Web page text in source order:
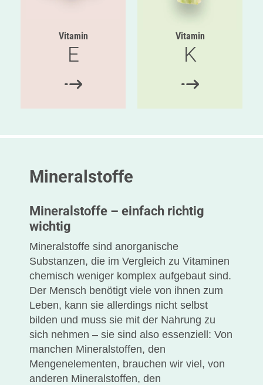
Vitamin
E
Vitamin
K
Mineralstoffe
Mineralstoffe – einfach richtig
wichtig
Mineralstoffe sind anorganische
Substanzen, die im Vergleich zu Vitaminen
chemisch weniger komplex aufgebaut sind.
Der Mensch benötigt viele von ihnen zum
Leben, kann sie allerdings nicht selbst
bilden und muss sie mit der Nahrung zu
sich nehmen – sie sind also essenziell: Von
manchen Mineralstoffen, den
Mengenelementen, brauchen wir viel, von
anderen Mineralstoffen, den